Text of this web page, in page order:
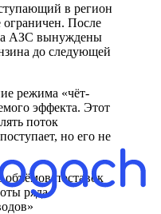
в регион
После
АЗС вынуждены
до следующей
режима «чёт-
эффекта. Этот
поток
но его не
поставок
ряда